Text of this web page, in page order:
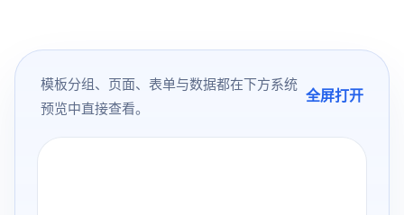
模板分组、页面、表单与数据都在下方系统
预览中直接查看。
全屏打开